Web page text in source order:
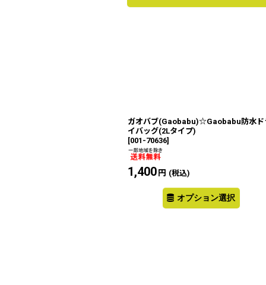
ガオバブ(Gaobabu)☆Gaobabu防水ド
イバッグ(2Lタイプ)
[001-70636]
1,400円 (税込)
オプション選択